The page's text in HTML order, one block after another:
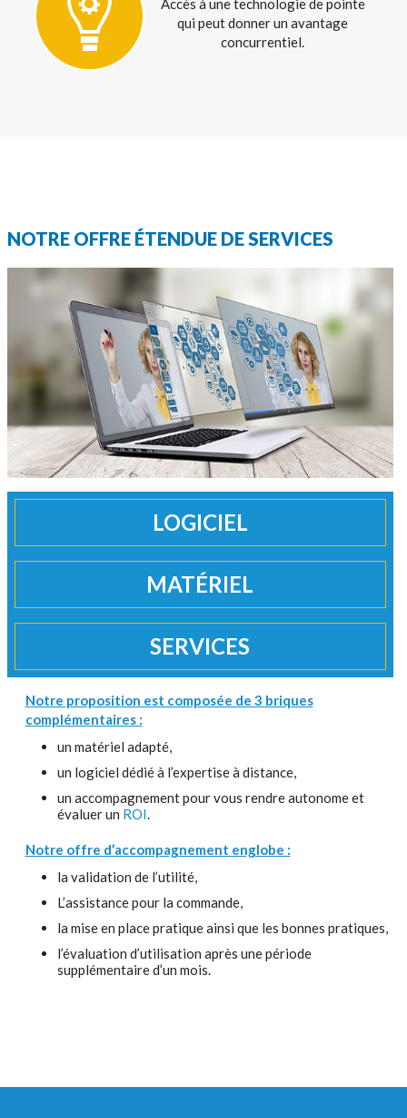
Accès à une technologie de pointe
qui peut donner un avantage
concurrentiel.
NOTRE OFFRE ÉTENDUE DE SERVICES
LOGICIEL
MATÉRIEL
SERVICES
Notre proposition est composée de 3 briques
complémentaires :
un matériel adapté,
un logiciel dédié à l’expertise à distance,
un accompagnement pour vous rendre autonome et
évaluer un ROI
Notre offre d’accompagnement englobe :
la validation de l’utilité,
L’assistance pour la commande,
la mise en place pratique ainsi que les bonnes pratiques,
l’évaluation d’utilisation après une période
supplémentaire d’un mois.